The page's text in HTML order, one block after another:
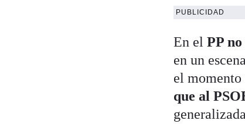
PUBLICIDAD
En el PP
en un
el
que al